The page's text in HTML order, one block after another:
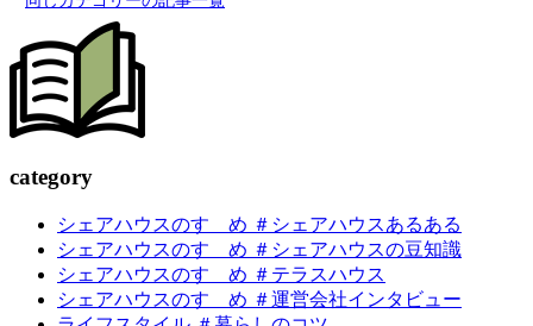
category
シェアハウスのすゝめ ＃シェアハウスあるある
シェアハウスのすゝめ ＃シェアハウスの豆知識
シェアハウスのすゝめ ＃テラスハウス
シェアハウスのすゝめ ＃運営会社インタビュー